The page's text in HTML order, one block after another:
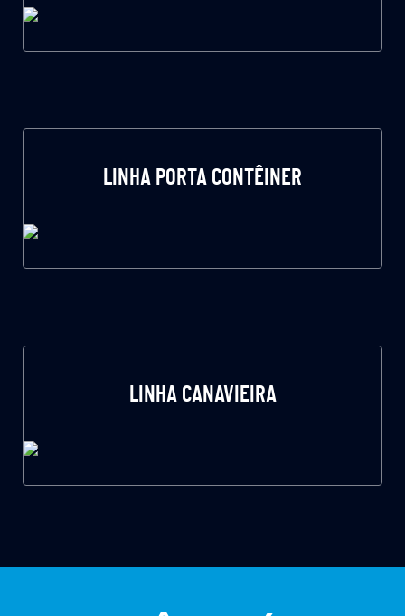
LINHA PORTA CONTÊINER
LINHA CANAVIEIRA